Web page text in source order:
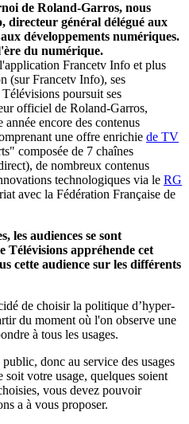
de Roland-Garros, nous
directeur général délégué aux
développements numériques.
du numérique.
Francetv Info et plus
(sur Francetv Info), ses
poursuit ses
officiel de Roland-Garros,
encore des contenus
une offre enrichie de TV
composée de 7 chaînes
de nombreux contenus
technologiques via le RG
avec la Fédération Française de
les audiences se sont
Télévisions appréhende cet
cette audience sur les différents
de choisir la politique d’hyper-
du moment où l'on observe une
à tous les usages.
donc au service des usages
votre usage, quelques soient
vous devez pouvoir
a à vous proposer.